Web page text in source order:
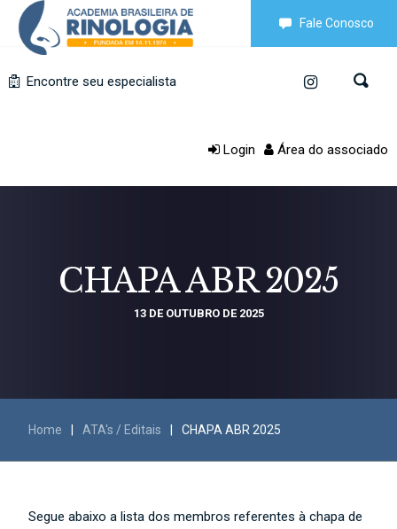
Fale Conosco
Encontre seu especialista
Login Área do associado
CHAPA ABR 2025
13 DE OUTUBRO DE 2025
Home ATA's / Editais CHAPA ABR 2025
Segue abaixo a lista dos membros referentes à chapa de